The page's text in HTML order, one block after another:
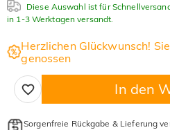
Diese Auswahl ist für
in 1-3 Werktagen versandt.
Herzlichen Glückwunsch!
genossen
In den
Sorgenfreie Rückgabe & Lieferung